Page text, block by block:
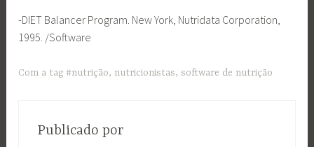
-DIET Balancer Program. New York, Nutridata Corporation,
1995. /Software
Com a tag #nutrição, nutricionistas,software de nutrição
Publicado por